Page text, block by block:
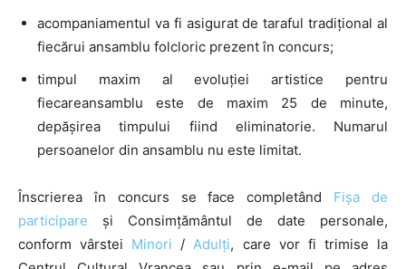
acompaniamentul va fi asigurat de taraful tradițional al
fiecărui ansamblu folcloric prezent în concurs;
timpul maxim al evoluției artistice pentru
fiecareansamblu este de maxim 25 de minute,
depășirea timpului fiind eliminatorie. Numarul
persoanelor din ansamblu nu este limitat.
Înscrierea în concurs se face completând Fișa de
participare și Consimțământul de date personale,
conform vârstei Minori /Adulți, care vor fi trimise la